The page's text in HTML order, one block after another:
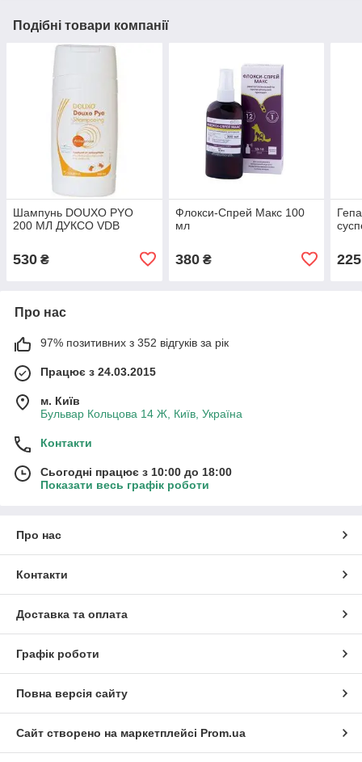
Подібні товари компанії
Шампунь DOUXO PYO
200 МЛ ДУКСО VDB
530 ₴
Флокси-Спрей Макс 100
мл
380₴ 225
Про нас
97% позитивних з 352 відгуків за рік
Працює з 24.03.2015
м. Київ
Бульвар Кольцова 14 Ж, Київ, Україна
Контакти
Сьогодні працює з 10:00 до 18:00
Показати весь графік роботи
Про нас
Контакти
Доставка та оплата
Графік роботи
Повна версія сайту
Сайт створено на маркетплейсі Prom.ua